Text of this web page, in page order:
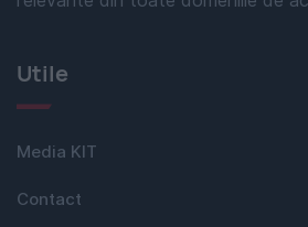
Utile
Media KIT
Contact